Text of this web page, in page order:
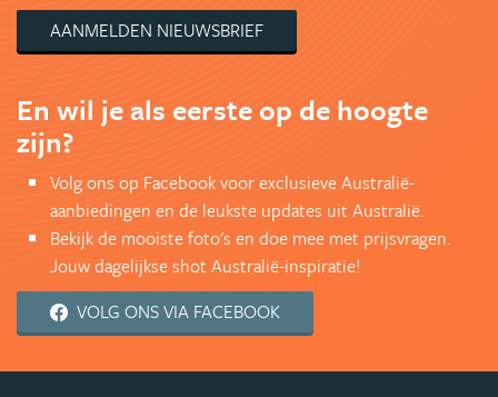
AANMELDEN NIEUWSBRIEF
En wil je als eerste op de hoogte
zijn?
Volg ons op Facebook voor exclusieve Australië-
aanbiedingen en de leukste updates uit Australië.
Bekijk de mooiste foto's en doe mee met prijsvragen.
Jouw dagelijkse shot Australië-inspiratie!
VOLG ONS VIA FACEBOOK